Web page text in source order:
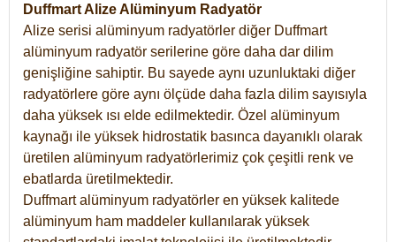
Duffmart Alize Alüminyum Radyatör
Alize serisi alüminyum radyatörler diğer Duffmart
alüminyum radyatör serilerine göre daha dar dilim
genişliğine sahiptir. Bu sayede aynı uzunluktaki diğer
radyatörlere göre aynı ölçüde daha fazla dilim sayısıyla
daha yüksek ısı elde edilmektedir. Özel alüminyum
kaynağı ile yüksek hidrostatik basınca dayanıklı olarak
üretilen alüminyum radyatörlerimiz çok çeşitli renk ve
ebatlarda üretilmektedir.
Duffmart alüminyum radyatörler en yüksek kalitede
alüminyum ham maddeler kullanılarak yüksek